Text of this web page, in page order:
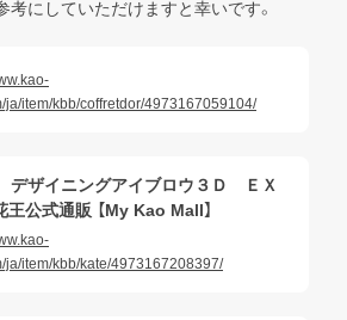
考にしていただけますと幸いです。
ja/item/kbb/coffretdor/4973167059104/
ザイニングアイブロウ３Ｄ ＥＸ
王公式通販 【My Kao Mall】
ja/item/kbb/kate/4973167208397/